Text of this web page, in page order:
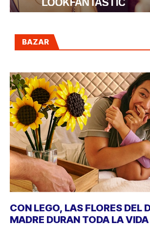
BAZAR
CON LEGO, LAS FLORES DEL
MADRE DURAN TODA LA VIDA